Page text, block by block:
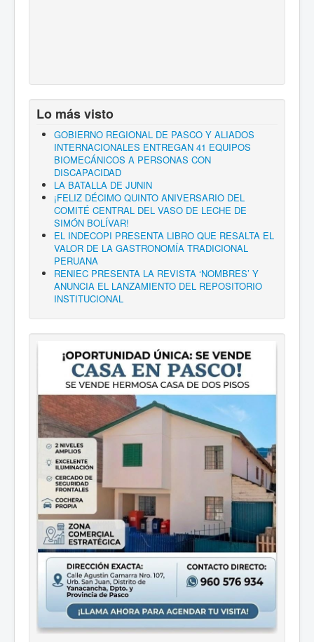
Lo más visto
GOBIERNO REGIONAL DE PASCO Y ALIADOS
INTERNACIONALES ENTREGAN 41 EQUIPOS
BIOMECÁNICOS A PERSONAS CON
DISCAPACIDAD
LA BATALLA DE JUNIN
¡FELIZ DÉCIMO QUINTO ANIVERSARIO DEL
COMITÉ CENTRAL DEL VASO DE LECHE DE
SIMÓN BOLÍVAR!
EL INDECOPI PRESENTA LIBRO QUE RESALTA EL
VALOR DE LA GASTRONOMÍA TRADICIONAL
PERUANA
RENIEC PRESENTA LA REVISTA ‘NOMBRES’ Y
ANUNCIA EL LANZAMIENTO DEL REPOSITORIO
INSTITUCIONAL